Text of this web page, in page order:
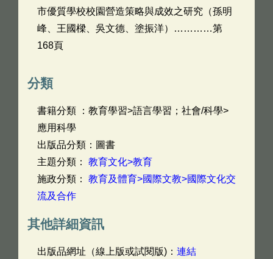
市優質學校校園營造策略與成效之研究（孫明
峰、王國樑、吳文德、塗振洋）…………第
168頁
分類
書籍分類 ：教育學習>語言學習；社會/科學>
應用科學
出版品分類：圖書
主題分類： 教育文化>教育
施政分類： 教育及體育>國際文教>國際文化交
流及合作
其他詳細資訊
出版品網址（線上版或試閱版)： 連結